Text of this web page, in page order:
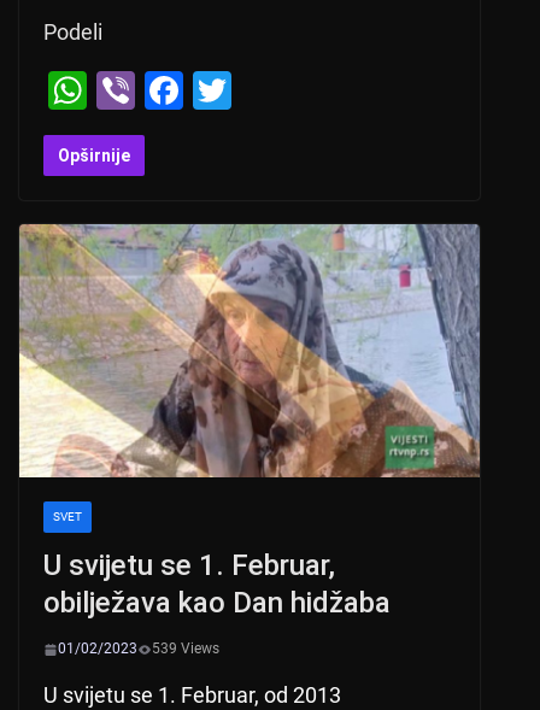
Podeli
W
h
at
A
p
p
Vi
b
er
F
b
o
o
k
Opširnije
SVET
U svijetu se 1. Februar,
obilježava kao Dan hidžaba
01/02/2023 539 Views
U svijetu se 1. Februar, od 2013